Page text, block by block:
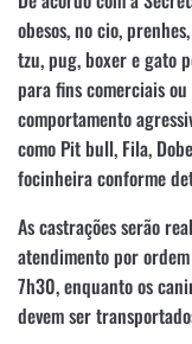
obesos, no cio,
tzu, pug, boxer e gato
para fins comerciais
comportamento
como Pit bull, Fila,
focinheira conforme
As castrações serão
atendimento por
7h30, enquanto os
devem ser